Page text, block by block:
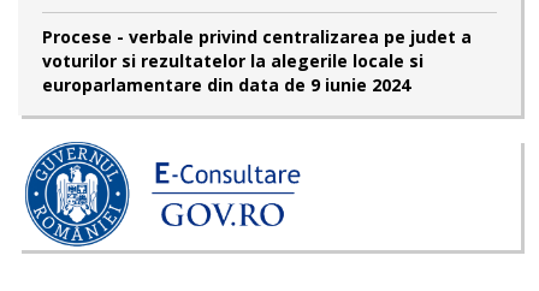
Procese - verbale privind centralizarea pe judet a
voturilor si rezultatelor la alegerile locale si
europarlamentare din data de 9 iunie 2024